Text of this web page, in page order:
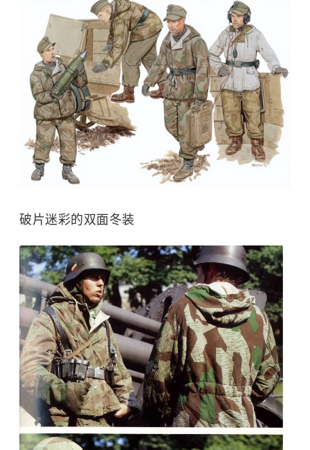
破片迷彩的双面冬装